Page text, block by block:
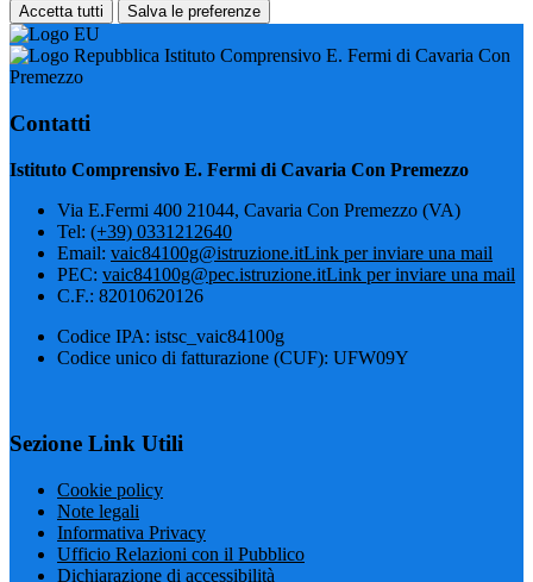
Accetta tutti Salva le preferenze
Istituto Comprensivo E. Fermi di Cavaria Con
Premezzo
Contatti
Istituto Comprensivo E. Fermi di Cavaria Con Premezzo
Via E.Fermi 400 21044, Cavaria Con Premezzo (VA)
Tel: (+39) 0331212640
Email: vaic84100g@istruzione.itLink per inviare una mail
PEC: vaic84100g@pec.istruzione.itLink per inviare una mail
C.F.: 82010620126
Codice IPA: istsc_vaic84100g
Codice unico di fatturazione (CUF): UFW09Y
Sezione Link Utili
Cookie policy
Note legali
Informativa Privacy
Ufficio Relazioni con il Pubblico
Dichiarazione di accessibilità